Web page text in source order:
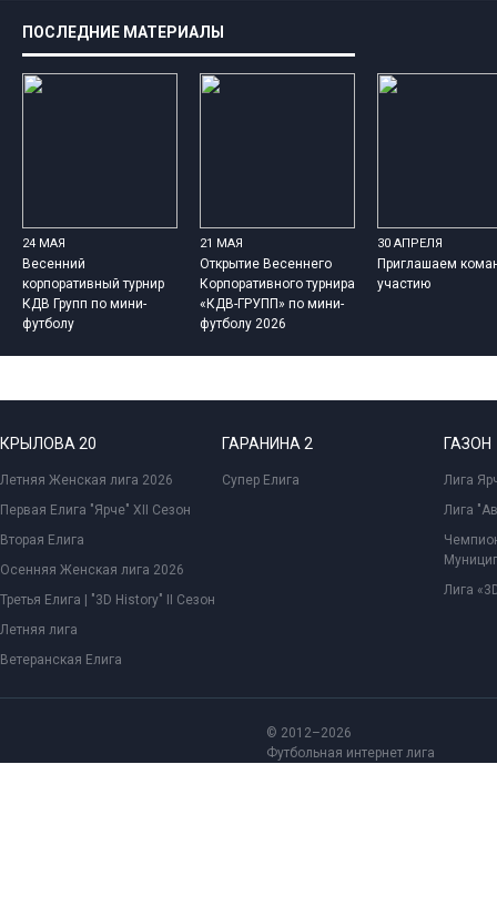
ПОСЛЕДНИЕ МАТЕРИАЛЫ
24 МАЯ
Весенний
корпоративный турнир
КДВ Групп по мини-
футболу
21 МАЯ
Открытие Весеннего
Корпоративного турнира
«КДВ-ГРУПП» по мини-
футболу 2026
30 АПРЕЛЯ
Приглашаем
участию
КРЫЛОВА 20
Летняя Женская лига 2026
Первая Елига "Ярче" XII Сезон
Вторая Елига
Осенняя Женская лига 2026
Третья Елига | "3D History" II Сезон
Летняя лига
Ветеранская Елига
ГАРАНИНА 2
Супер Елига
ГАЗОН
Лига
Лига
Лига
© 2012–2026
Футбольная интернет лига